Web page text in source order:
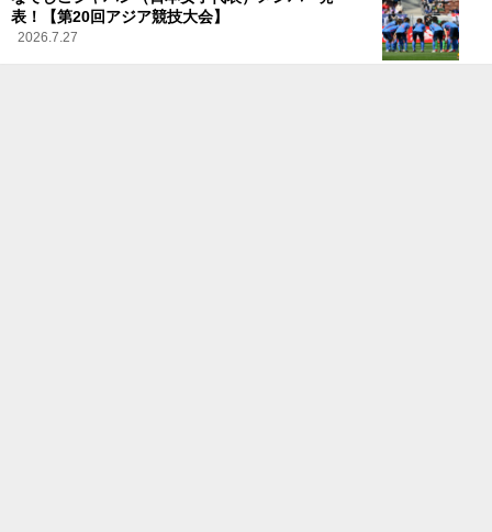
表！【第20回アジア競技大会】
2026.7.27